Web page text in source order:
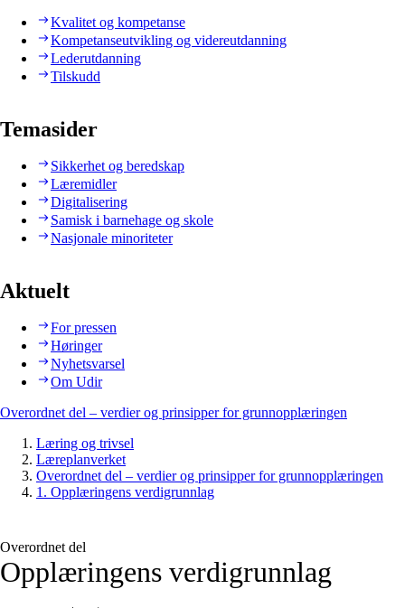
Kvalitet og kompetanse
Kompetanseutvikling og videreutdanning
Lederutdanning
Tilskudd
Temasider
Sikkerhet og beredskap
Læremidler
Digitalisering
Samisk i barnehage og skole
Nasjonale minoriteter
Aktuelt
For pressen
Høringer
Nyhetsvarsel
Om Udir
Overordnet del – verdier og prinsipper for grunnopplæringen
Læring og trivsel
Læreplanverket
Overordnet del – verdier og prinsipper for grunnopplæringen
1. Opplæringens verdigrunnlag
Overordnet del
Opplæringens verdigrunnlag